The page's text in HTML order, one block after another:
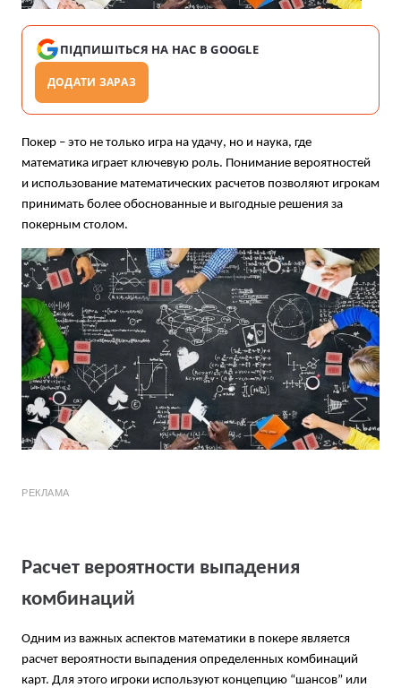
ПІДПИШІТЬСЯ НА НАС В GOOGLE
ДОДАТИ ЗАРАЗ
Покер – это не только игра на удачу, но и наука, где
математика играет ключевую роль. Понимание вероятностей
и использование математических расчетов позволяют игрокам
принимать более обоснованные и выгодные решения за
покерным столом.
РЕКЛАМА
Расчет вероятности выпадения
комбинаций
Одним из важных аспектов математики в покере является
расчет вероятности выпадения определенных комбинаций
карт. Для этого игроки используют концепцию “шансов” или